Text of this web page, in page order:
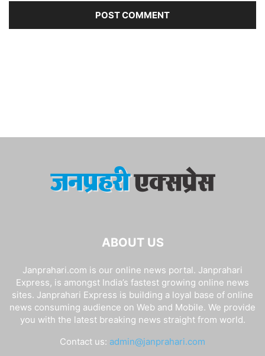
ABOUT US
Janprahari.com is our online news portal. Janprahari
Express, is amongst India’s fastest growing online news
sites. Janprahari Express is building a loyal base of online
news consuming audience on Web and Mobile. We provide
you with the latest breaking news straight from world.
Contact us: admin@janprahari.com